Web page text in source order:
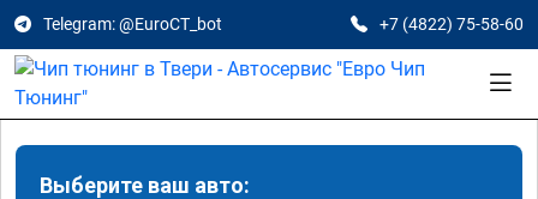
Telegram: @EuroCT_bot +7 (4822) 75-58-60
Выберите ваш авто: